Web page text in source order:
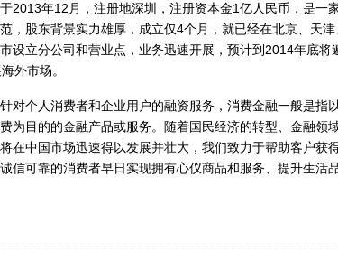
年12月，注册地深圳，注册资本金1亿人民币，是一
，股东背景实力雄厚，成立仅4个月，就已经在北京、天津
设立分公司和营业点，业务迅速开展，预计到2014年底将
外市场。
个人消费者和企业用户的融资服务，消费金融一般是指以
为目的的金融产品或服务。随着国民经济的转型、金融领
在中国市场迅速得以发展并壮大，我们致力于帮助客户获
信可靠的消费者早日实现拥有心仪商品和服务、提升生活